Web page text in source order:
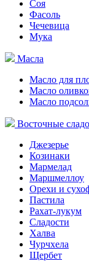
Соя
Фасоль
Чечевица
Мука
Масла
Масло для
Масло
Масло
Восточные
Джезерье
Козинаки
Мармелад
Маршмеллоу
Орехи и
Пастила
Рахат-лукум
Сладости
Халва
Чурчхела
Щербет